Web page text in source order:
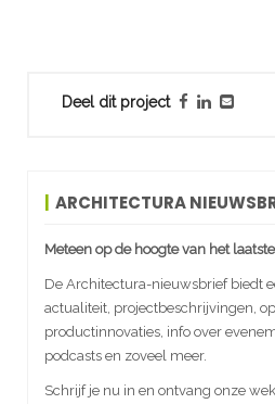
Deel dit project
ARCHITECTURA
Meteen op de hoogte van het
De Architectura-nieuwsbrief biedt
actualiteit, projectbeschrijvingen,
productinnovaties, info over
podcasts en zoveel meer.
Schrijf je nu in en ontvang onze